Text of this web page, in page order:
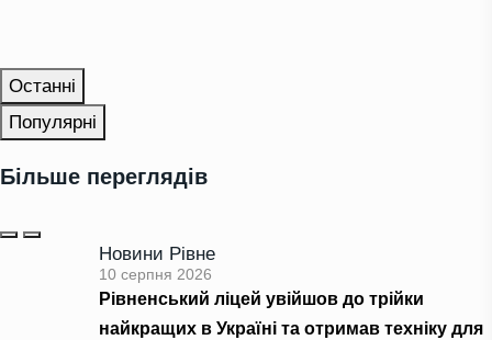
Останні
Популярні
Більше переглядів
Новини Рівне
10 серпня 2026
Рівненський ліцей увійшов до трійки
найкращих в Україні та отримав техніку для